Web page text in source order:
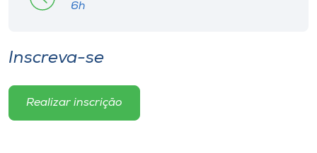
6h
Inscreva-se
Realizar inscrição